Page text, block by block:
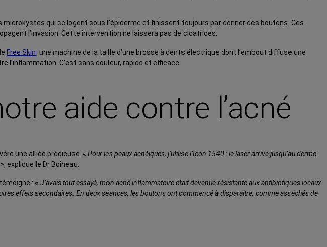
qui se logent sous l’épiderme et finissent toujours par donner des boutons. Ces
l’invasion. Cette intervention ne laissera pas de cicatrices.
Free Skin, une machine de la taille d’une brosse à dents électrique dont l’embout diffuse une
l’inflammation. C’est sans douleur, rapide et efficace.
aide contre l’acné
une alliée précieuse. « Pour les peaux acnéiques, j’utilise l’Icon 1540 : le laser arrive jusqu’au derme
», explique le Dr Boineau.
: « J’avais tout essayé, mon acné inflammatoire était devenue résistante aux antibiotiques locaux.
effets secondaires. En deux séances, les boutons ont commencé à disparaître, comme asséchés de